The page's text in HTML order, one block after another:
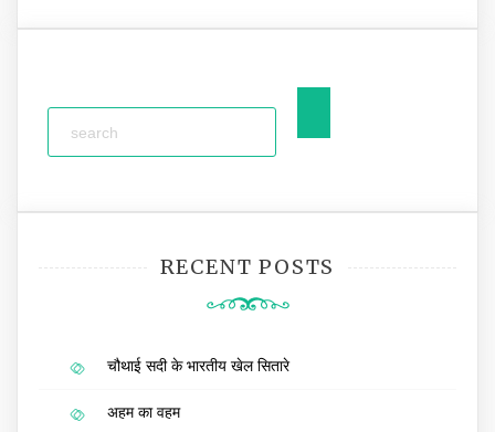
RECENT POSTS
चौथाई सदी के भारतीय खेल सितारे
अहम का वहम